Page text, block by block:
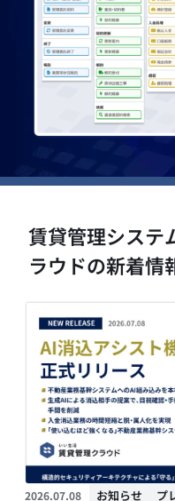
賃貸管理システ
ラウドの新着情
2026.07.08 お知らせ プ